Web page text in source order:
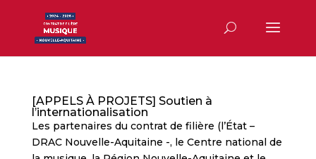
[APPELS À PROJETS] Soutien à
l’internationalisation
Les partenaires du contrat de filière (l’État –
DRAC Nouvelle-Aquitaine -, le Centre national de